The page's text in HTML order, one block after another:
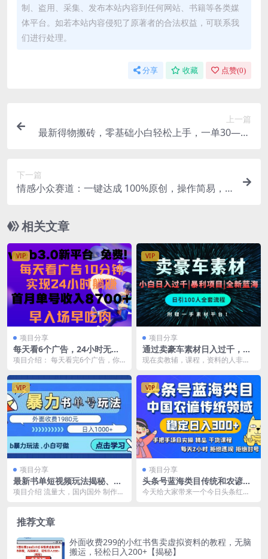
制、盗用、采集、发布本站内容到任何网站、书籍等各类媒
体平台。如若本站内容侵犯了原著者的合法权益，可联系我
们进行处理。
分享 收藏 点赞(0)
上一篇
最新得物搬砖，零基础小白轻松上手，一单30—10
下一篇
情感小众赛道：一键达成 100%原创，操作简易，
相关文章
VIP
项目分享
每天看6个广告，24小时无限
翻倍躺赚，web3.0新平
项目介绍： 每天看完6个广告，你
值，甚至翻倍的收益...
VIP
项目分享
通过卖豪车素材日入过千，空
手套白狼！简单重复操作，全
现在卖教辅，课程，资料的人非常
是时候转变思路,开拓...
VIP
项目分享
最新书单短视频玩法揭秘、玩
好一天轻松4位数、简单暴利
项目介绍 流量大，国内国外 制作简
VIP
项目分享
头条号蓝海类目传统和农谚领
域实操精品课程拒绝违规封号
今天给大家带来一个今日头条红利
推荐文章
外面收费299的小红书售卖虚拟资料的教程，无脑
搬运，轻松日入200+【揭秘】